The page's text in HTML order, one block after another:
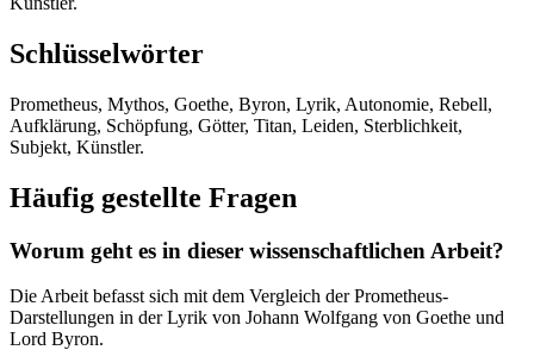
Schlüsselwörter
Prometheus, Mythos, Goethe, Byron, Lyrik, Autonomie, Rebell,
Aufklärung, Schöpfung, Götter, Titan, Leiden, Sterblichkeit,
Subjekt, Künstler.
Häufig gestellte Fragen
Worum geht es in dieser wissenschaftlichen Arbeit?
Die Arbeit befasst sich mit dem Vergleich der Prometheus-
Darstellungen in der Lyrik von Johann Wolfgang von Goethe und
Lord Byron.